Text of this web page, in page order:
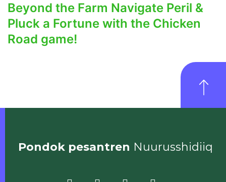
Beyond the Farm Navigate Peril &
Pluck a Fortune with the Chicken
Road game!
Pondok pesantren Nuurusshidiiq